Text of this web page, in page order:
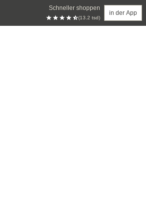
Schneller shoppen
(13.2 tsd)
in der App